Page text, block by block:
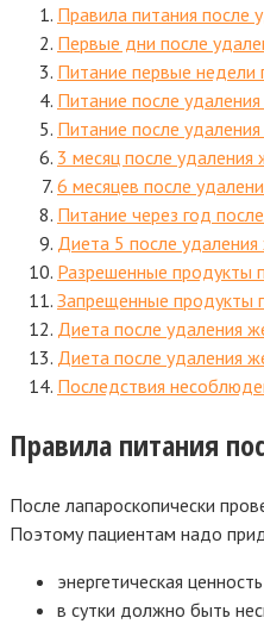
Правила питания после
Первые дни после
Питание первые недели
Питание после
Питание после
3 месяц после удаления
6 месяцев после
Питание через год
Диета 5 после удаления
Разрешенные продукты
Запрещенные продукты
Диета после удаления
Диета после удаления
Последствия
Правила питания
После лапароскопически
Поэтому пациентам надо
энергетическая
в сутки должно быть